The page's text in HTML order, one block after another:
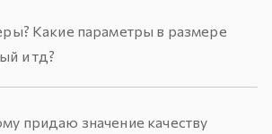
Какие параметры в размере
и тд?
придаю значение качеству